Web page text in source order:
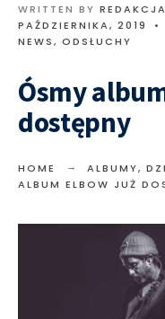
WRITTEN BY
PAŹDZIERNIKA, 2019
•
NEWS, ODSŁUCHY
Ósmy
dostępny
HOME ALBUMY,
ALBUM ELBOW JUŻ